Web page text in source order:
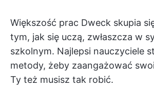
Większość prac Dweck skupia
tym, jak się uczą, zwłaszcza w
szkolnym. Najlepsi nauczyciele
metody, żeby zaangażować
Ty też musisz tak robić.